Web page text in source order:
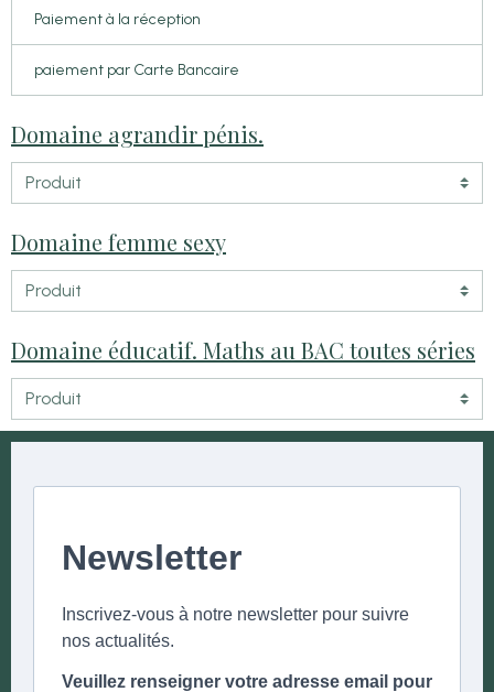
Paiement à la réception
paiement par Carte Bancaire
Domaine agrandir pénis.
Domaine femme sexy
Domaine éducatif. Maths au BAC toutes séries